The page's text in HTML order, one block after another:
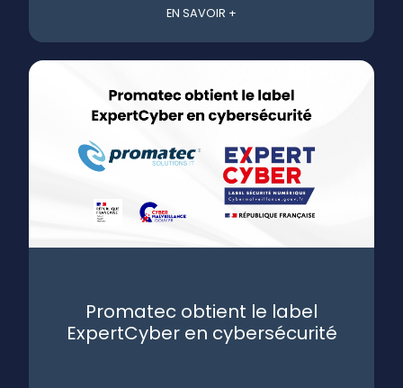
EN SAVOIR +
Promatec obtient le label
ExpertCyber en cybersécurité